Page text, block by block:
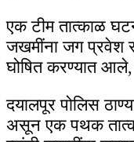
एक टीम तात्काळ
जखमींना जग प्रवेश
घोषित करण्यात आले,
दयालपूर पोलिस
असून एक पथक